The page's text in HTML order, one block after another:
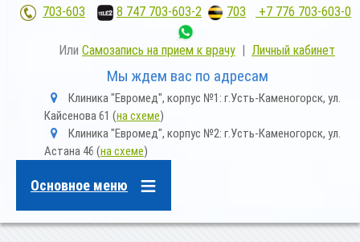
703-603 8 747 703-603-2 703 +7 776 703-603-0
Или Самозапись на прием к врачу | Личный кабинет
Мы ждем вас по адресам
m
a
p
-
a
k
e
a
Клиника "Евромед", корпус №1: г.Усть-Каменогорск, ул.
Кайсенова 61 (на схеме)
m
p
m
a
e
Клиника "Евромед", корпус №2: г.Усть-Каменогорск, ул.
Астана 46 (на схеме)
Основное меню